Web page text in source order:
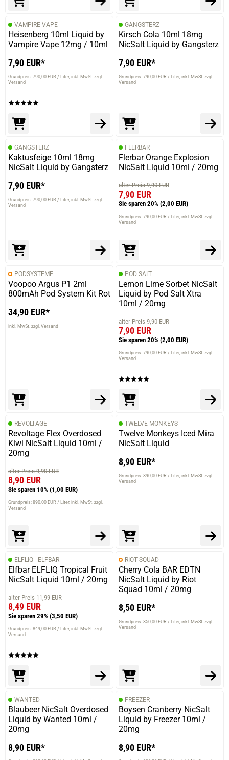
VAMPIRE VAPE
Heisenberg 10ml Liquid by
Vampire Vape 12mg / 10ml
7,90 EUR*
Grundpreis: 790,00 EUR / Liter inkl. MwSt. zzgl.
Versand
GANGSTERZ
Kirsch Cola 10ml 18mg
NicSalt Liquid by Gangsterz
7,90 EUR*
Grundpreis: 790,00 EUR / Liter inkl. MwSt. zzgl.
Versand
GANGSTERZ
Kaktusfeige 10ml 18mg
NicSalt Liquid by Gangsterz
7,90 EUR*
Grundpreis: 790,00 EUR / Liter inkl. MwSt. zzgl.
Versand
FLERBAR
Flerbar Orange Explosion
NicSalt Liquid 10ml / 20mg
alter Preis 9,90 EUR
7,90 EUR
Sie sparen 20% (2,00 EUR)
Grundpreis: 790,00 EUR / Liter inkl. MwSt. zzgl.
Versand
PODSYSTEME
Voopoo Argus P1 2ml
800mAh Pod System Kit Rot
34,90 EUR*
inkl. MwSt. zzgl. Versand
POD SALT
Lemon Lime Sorbet NicSalt
Liquid by Pod Salt Xtra
10ml / 20mg
alter Preis 9,90 EUR
7,90 EUR
Sie sparen 20% (2,00 EUR)
Grundpreis: 790,00 EUR / Liter inkl. MwSt. zzgl.
Versand
REVOLTAGE
Revoltage Flex Overdosed
Kiwi NicSalt Liquid 10ml /
20mg
alter Preis 9,90 EUR
8,90 EUR
Sie sparen 10% (1,00 EUR)
Grundpreis: 890,00 EUR / Liter inkl. MwSt. zzgl.
Versand
TWELVE MONKEYS
Twelve Monkeys Iced Mira
NicSalt Liquid
8,90 EUR*
Grundpreis: 890,00 EUR / Liter inkl. MwSt. zzgl.
Versand
ELFLIQ - ELFBAR
Elfbar ELFLIQ Tropical Fruit
NicSalt Liquid 10ml / 20mg
alter Preis 11,99 EUR
8,49 EUR
Sie sparen 29% (3,50 EUR)
Grundpreis: 849,00 EUR / Liter inkl. MwSt. zzgl.
Versand
RIOT SQUAD
Cherry Cola BAR EDTN
NicSalt Liquid by Riot
Squad 10ml / 20mg
8,50 EUR*
Grundpreis: 850,00 EUR / Liter inkl. MwSt. zzgl.
Versand
WANTED
Blaubeer NicSalt Overdosed
Liquid by Wanted 10ml /
20mg
8,90 EUR*
FREEZER
Boysen Cranberry NicSalt
Liquid by Freezer 10ml /
20mg
8,90 EUR*